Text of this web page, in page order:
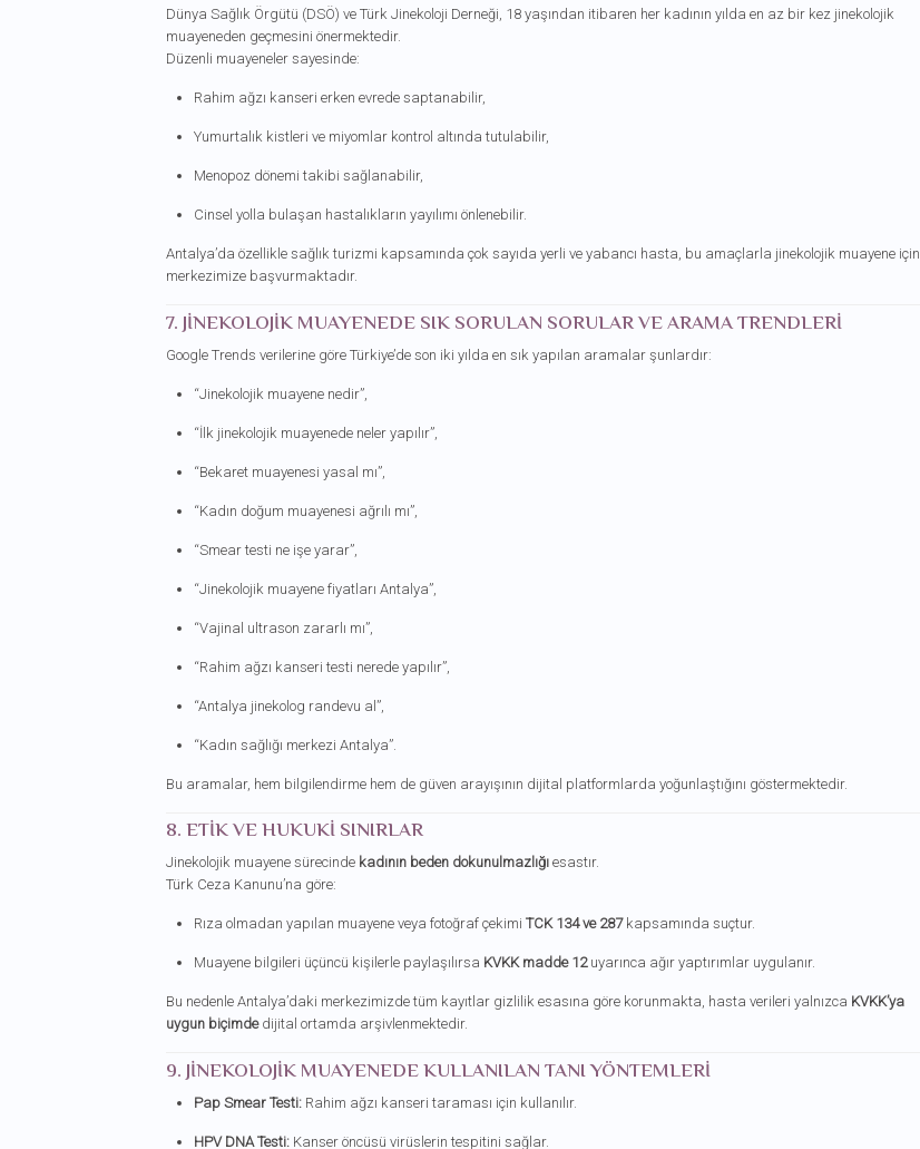
Dünya Sağlık Örgütü (DSÖ) ve Türk Jinekoloji Derneği, 18 yaşından itibaren her kadının yılda en az bir kez jinekolojik
muayeneden geçmesini önermektedir.
Düzenli muayeneler sayesinde:
Rahim ağzı kanseri erken evrede saptanabilir,
Yumurtalık kistleri ve miyomlar kontrol altında tutulabilir,
Menopoz dönemi takibi sağlanabilir,
Cinsel yolla bulaşan hastalıkların yayılımı önlenebilir.
Antalya’da özellikle sağlık turizmi kapsamında çok sayıda yerli ve yabancı hasta, bu amaçlarla jinekolojik muayene için
merkezimize başvurmaktadır.
7. JINEKOLOJIK MUAYENEDE SIK SORULAN SORULAR VE ARAMA TRENDLERI
Google Trends verilerine göre Türkiye’de son iki yılda en sık yapılan aramalar şunlardır:
“Jinekolojik muayene nedir”,
“İlk jinekolojik muayenede neler yapılır”,
“Bekaret muayenesi yasal mı”,
“Kadın doğum muayenesi ağrılı mı”,
“Smear testi ne işe yarar”,
“Jinekolojik muayene fiyatları Antalya”,
“Vajinal ultrason zararlı mı”,
“Rahim ağzı kanseri testi nerede yapılır”,
“Antalya jinekolog randevu al”,
“Kadın sağlığı merkezi Antalya”.
Bu aramalar, hem bilgilendirme hem de güven arayışının dijital platformlarda yoğunlaştığını göstermektedir.
8. ETIK VE HUKUKI SINIRLAR
Jinekolojik muayene sürecinde kadının beden dokunulmazlığıesastır.
Türk Ceza Kanunu’na göre:
Rıza olmadan yapılan muayene veya fotoğraf çekimi TCK 134 ve 287kapsamında suçtur.
Muayene bilgileri üçüncü kişilerle paylaşılırsa KVKK madde 12uyarınca ağır yaptırımlar uygulanır.
Bu nedenle Antalya’daki merkezimizde tüm kayıtlar gizlilik esasına göre korunmakta, hasta verileri yalnızca KVKK’ya
uygun biçimdedijital ortamda arşivlenmektedir.
9. JINEKOLOJIK MUAYENEDE KULLANILAN TANI YÖNTEMLERI
Pap Smear Testi:Rahim ağzı kanseri taraması için kullanılır.
HPV DNA Testi:Kanser öncüsü virüslerin tespitini sağlar.